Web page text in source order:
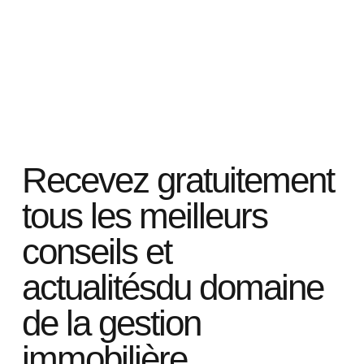
Recevez gratuitement
tous les meilleurs
conseils et
actualitésdu domaine
de la gestion